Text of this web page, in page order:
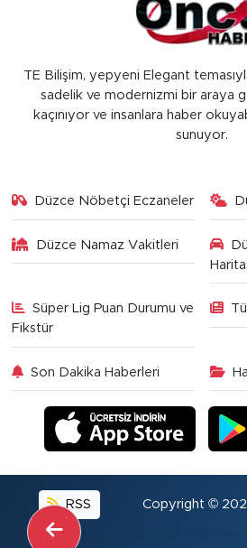
TE Bilişim, yepyeni Elegant
sadelik ve modernizmi bir araya
kaçınıyor ve insanlara haber
sunuyor.
Düzce Nöbetçi Eczaneler
Düzce Namaz Vakitleri
Süper Lig Puan Durumu ve
Fikstür
Son Dakika Haberleri
RSS Copyright ©